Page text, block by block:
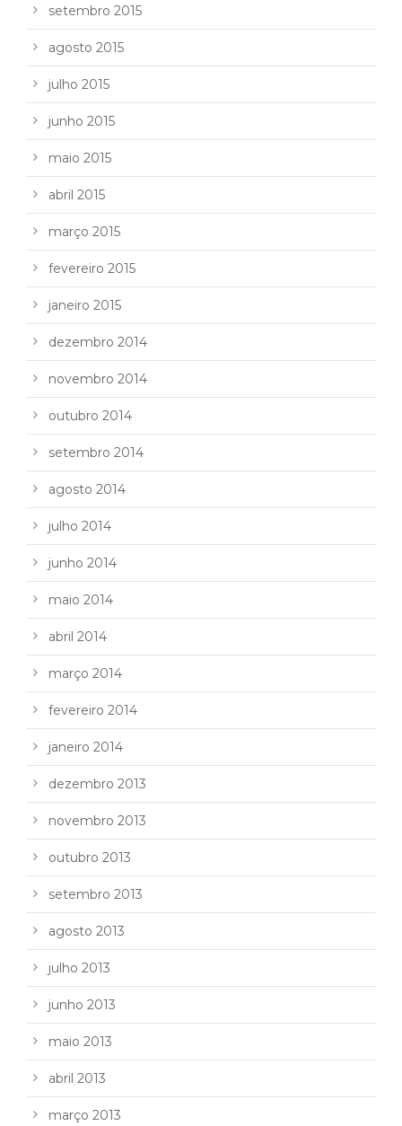
setembro 2015
agosto 2015
julho 2015
junho 2015
maio 2015
abril 2015
março 2015
fevereiro 2015
janeiro 2015
dezembro 2014
novembro 2014
outubro 2014
setembro 2014
agosto 2014
julho 2014
junho 2014
maio 2014
abril 2014
março 2014
fevereiro 2014
janeiro 2014
dezembro 2013
novembro 2013
outubro 2013
setembro 2013
agosto 2013
julho 2013
junho 2013
maio 2013
abril 2013
março 2013